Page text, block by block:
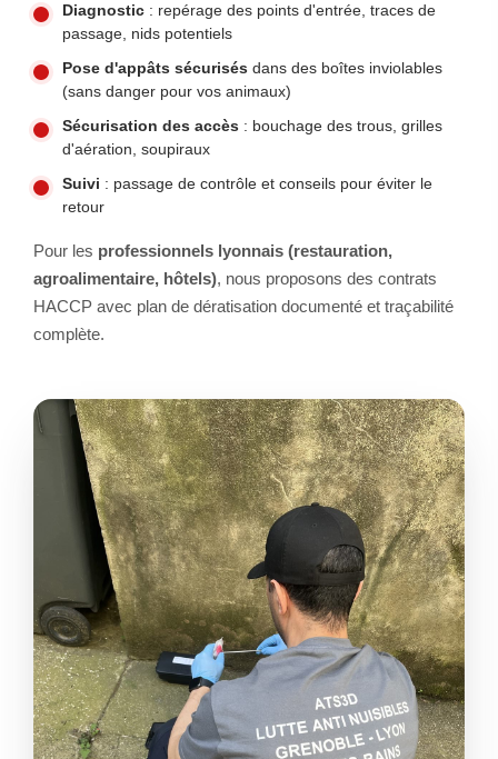
Diagnostic: repérage des points d'entrée, traces de
passage, nids potentiels
Pose d'appâts sécurisés dans des boîtes inviolables
(sans danger pour vos animaux)
Sécurisation des accès : bouchage des trous, grilles
d'aération, soupiraux
Suivi : passage de contrôle et conseils pour éviter le
retour
Pour les professionnels lyonnais (restauration,
agroalimentaire, hôtels), nous proposons des contrats
HACCP avec plan de dératisation documenté et traçabilité
complète.